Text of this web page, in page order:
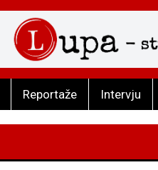
Reportaže Intervju